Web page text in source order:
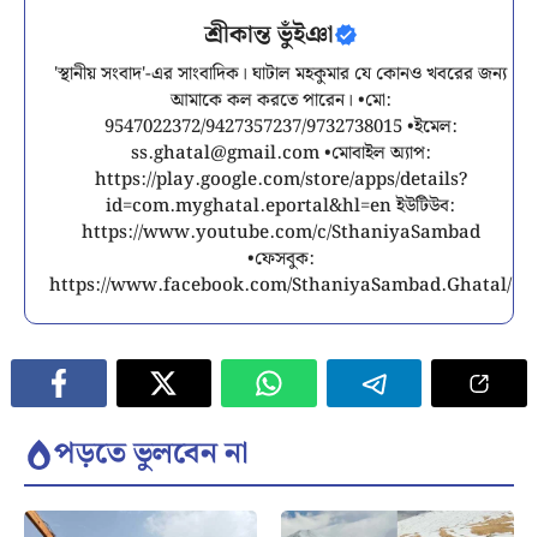
শ্রীকান্ত ভুঁইঞা
'স্থানীয় সংবাদ'-এর সাংবাদিক। ঘাটাল মহকুমার যে কোনও খবরের জন্য
আমাকে কল করতে পারেন। •মো:
9547022372/9427357237/9732738015 •ইমেল:
ss.ghatal@gmail.com•মোবাইল অ্যাপ:
https://play.google.com/store/apps/details?
id=com.myghatal.eportal&hl=en ইউটিউব:
https://www.youtube.com/c/SthaniyaSambad
•ফেসবুক:
https://www.facebook.com/SthaniyaSambad.Ghatal/
পড়তে ভুলবেন না